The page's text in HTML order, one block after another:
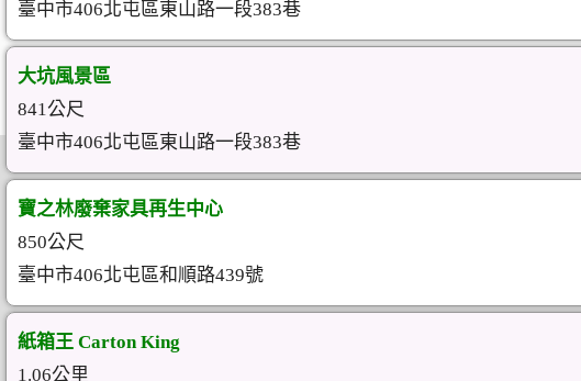
臺中市406北屯區東山路一段383巷
大坑風景區
841公尺
臺中市406北屯區東山路一段383巷
寶之林廢棄家具再生中心
850公尺
臺中市406北屯區和順路439號
紙箱王 Carton King
1.06公里